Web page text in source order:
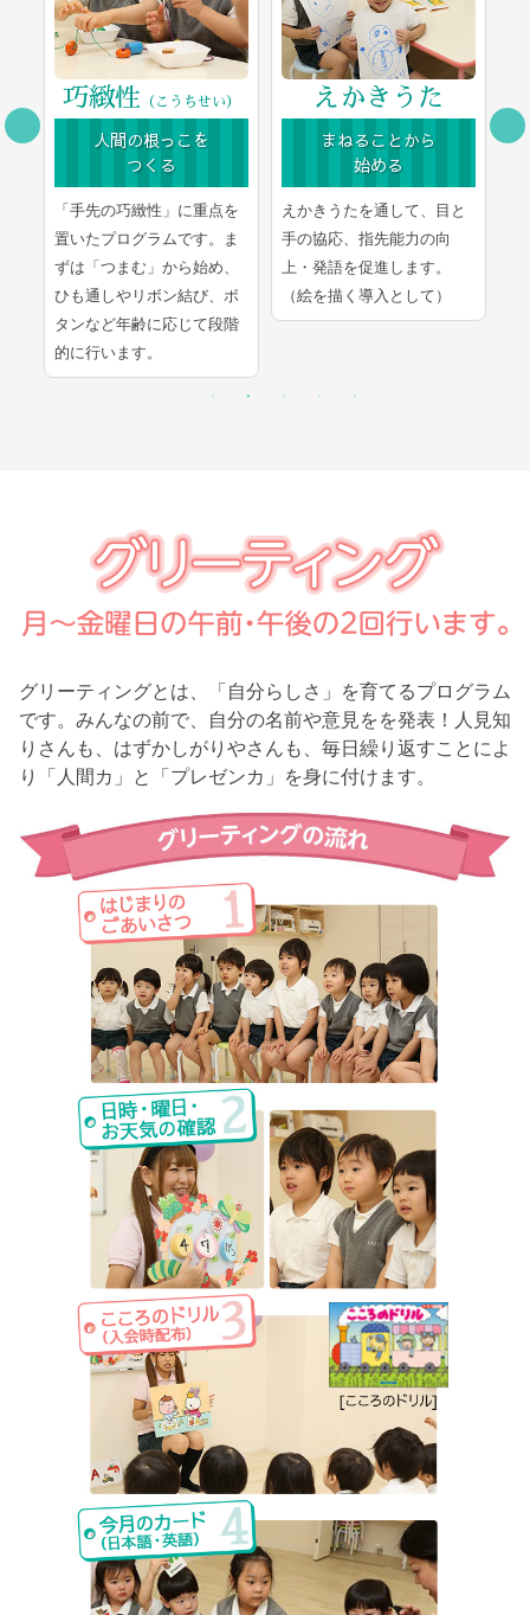
巧緻性 （こうちせい）
人間の根っこを
つくる
「手先の巧緻性」に重点を
置いたプログラムです。ま
ずは「つまむ」から始め、
ひも通しやリボン結び、ボ
タンなど年齢に応じて段階
的に行います。
えかきうた
まねることから
始める
えかきうたを通して、目と
手の協応、指先能力の向
上・発語を促進します。
（絵を描く導入として）
グリーティングとは、「自分らしさ」を育てるプログラム
です。みんなの前で、自分の名前や意見をを発表！人見知
りさんも、はずかしがりやさんも、毎日繰り返すことによ
り「人間カ」と「プレゼンカ」を身に付けます。